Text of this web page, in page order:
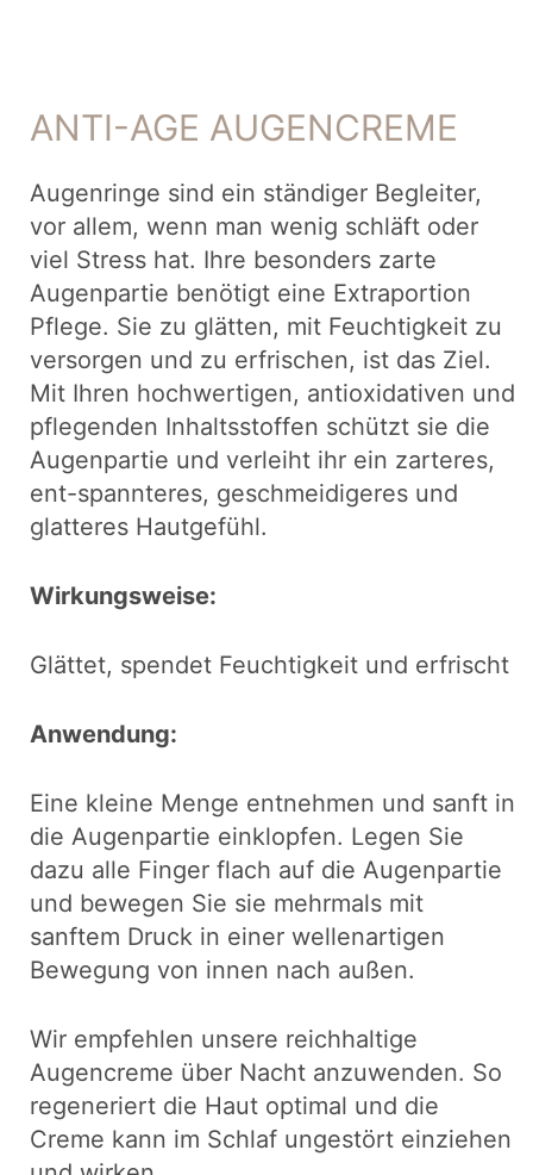
ANTI-AGE AUGENCREME
Augenringe sind ein ständiger Begleiter,
vor allem, wenn man wenig schläft oder
viel Stress hat. Ihre besonders zarte
Augenpartie benötigt eine Extraportion
Pflege. Sie zu glätten, mit Feuchtigkeit zu
versorgen und zu erfrischen, ist das Ziel.
Mit Ihren hochwertigen, antioxidativen und
pflegenden Inhaltsstoffen schützt sie die
Augenpartie und verleiht ihr ein zarteres,
ent-spannteres, geschmeidigeres und
glatteres Hautgefühl.
Wirkungsweise:
Glättet, spendet Feuchtigkeit und erfrischt
Anwendung:
Eine kleine Menge entnehmen und sanft in
die Augenpartie einklopfen. Legen Sie
dazu alle Finger flach auf die Augenpartie
und bewegen Sie sie mehrmals mit
sanftem Druck in einer wellenartigen
Bewegung von innen nach außen.
Wir empfehlen unsere reichhaltige
Augencreme über Nacht anzuwenden. So
regeneriert die Haut optimal und die
Creme kann im Schlaf ungestört einziehen